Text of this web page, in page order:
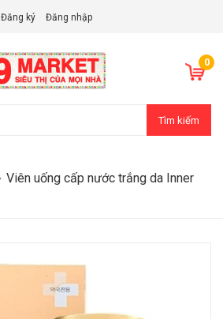
Đăng ký Đăng nhập
0
Tìm kiếm
Viên uống cấp nước trắng da Inner